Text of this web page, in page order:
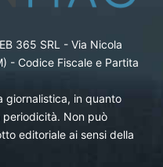
365 SRL - Via Nicola
- Codice Fiscale e Partita
giornalistica, in quanto
Non può
editoriale ai sensi della